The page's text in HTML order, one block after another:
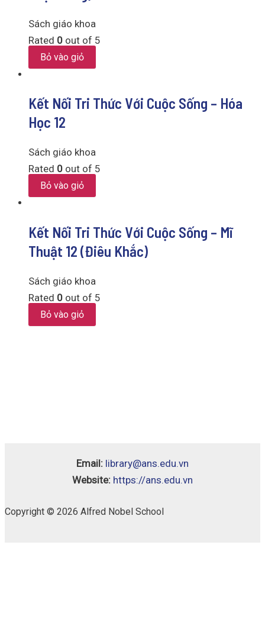
Sách giáo khoa
Rated 0 out of 5
Bỏ vào giỏ
Kết Nối Tri Thức Với Cuộc Sống – Hóa
Học 12
Sách giáo khoa
Rated 0 out of 5
Bỏ vào giỏ
Kết Nối Tri Thức Với Cuộc Sống – Mĩ
Thuật 12 (Điêu Khắc)
Sách giáo khoa
Rated 0 out of 5
Bỏ vào giỏ
Email: library@ans.edu.vn
Website: https://ans.edu.vn
Copyright © 2026 Alfred Nobel School